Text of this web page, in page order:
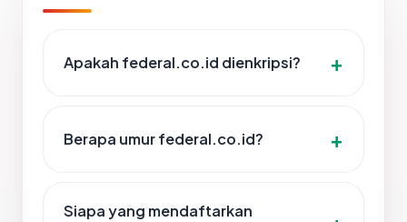
Apakah federal.co.id dienkripsi?
Berapa umur federal.co.id?
Siapa yang mendaftarkan